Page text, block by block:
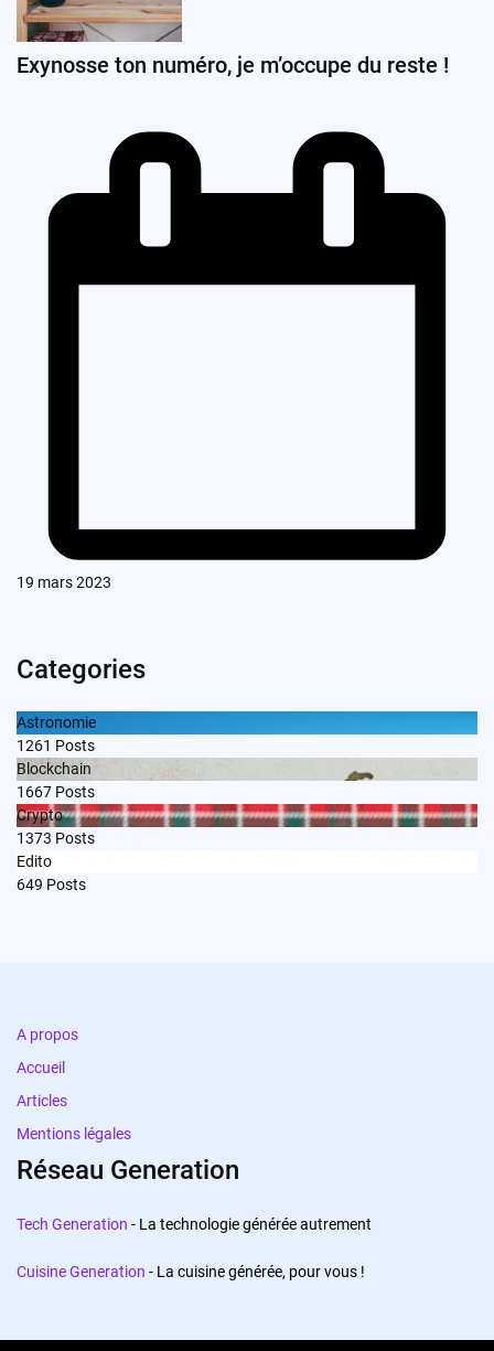
Exynosse ton numéro, je m’occupe du reste !
19 mars 2023
Categories
Astronomie
1261 Posts
Blockchain
1667 Posts
Crypto
1373 Posts
Edito
649 Posts
A propos
Accueil
Articles
Mentions légales
Réseau Generation
Tech Generation - La technologie générée autrement
Cuisine Generation - La cuisine générée, pour vous !